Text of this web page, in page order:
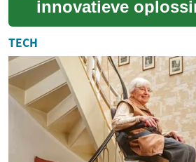
innovatieve
de groeiende vraag
betaalbare en
huisvesting. Dez...
TECH